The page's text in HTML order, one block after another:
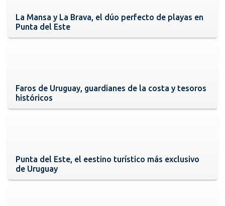
La Mansa y La Brava, el dúo perfecto de playas en
Punta del Este
Faros de Uruguay, guardianes de la costa y tesoros
históricos
Punta del Este, el eestino turístico más exclusivo
de Uruguay